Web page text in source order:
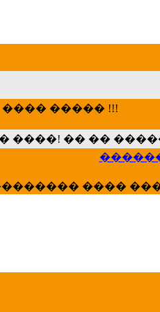
�������� ����
��� ����� ���
����